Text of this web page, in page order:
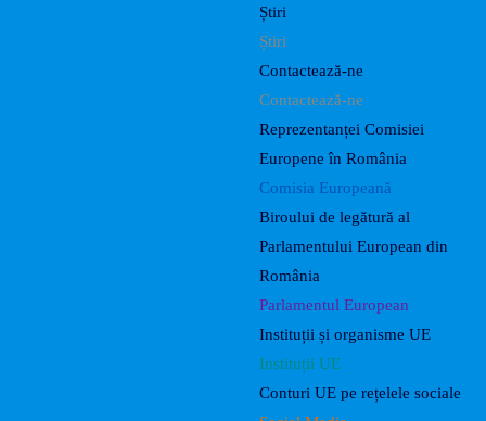
Știri
Știri
Contactează-ne
Contactează-ne
Reprezentanței Comisiei
Europene în România
Comisia Europeană
Biroului de legătură al
Parlamentului European din
România
Parlamentul European
Instituții și organisme UE
Instituții UE
Conturi UE pe rețelele sociale